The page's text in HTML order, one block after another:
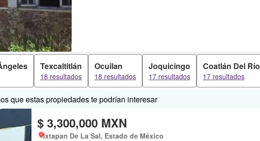
Texcaltitlán
18 resultados
Ocuilan
18 resultados
Joquicingo
17 resultados
Coatlán Del Río
17 resultados
que estas propiedades te podrían interesar
$ 3,300,000 MXN
Ixtapan De La Sal, Estado de México